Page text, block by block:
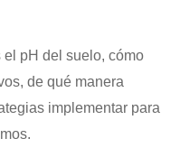
el pH del suelo, cómo
de qué manera
implementar para